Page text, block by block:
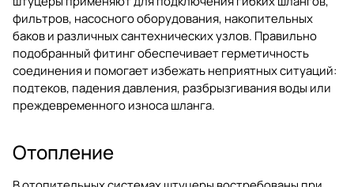
фильтров, насосного оборудования, накопительных
баков и различных сантехнических узлов. Правильно
подобранный фитинг обеспечивает герметичность
соединения и помогает избежать неприятных ситуаций:
подтеков, падения давления, разбрызгивания воды или
преждевременного износа шланга.
Отопление